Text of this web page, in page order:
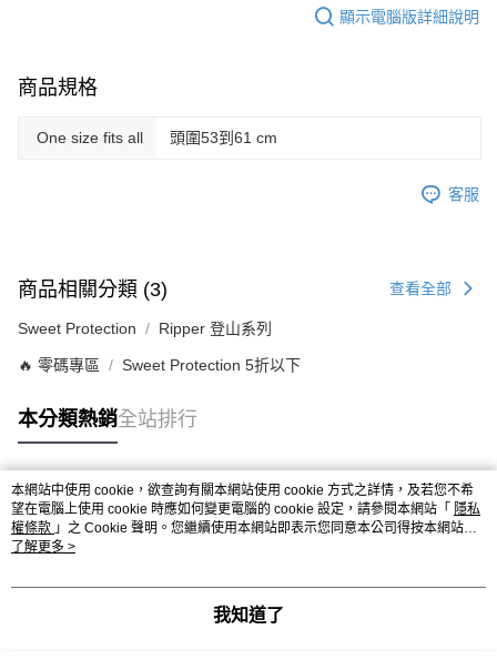
顯示電腦版詳細說明
商品規格
One size fits all 頭圍53到61 cm
客服
商品相關分類 (3) 查看全部
Sweet Protection Ripper 登山系列
🔥 零碼專區 Sweet Protection 5折以下
本分類熱銷全站排行
熱門標籤
本網站中使用 cookie，欲查詢有關本網站使用 cookie 方式之詳情，及若您不希
望在電腦上使用 cookie 時應如何變更電腦的 cookie 設定，請參閱本網站「 隱私
權條款 」之 Cookie 聲明。您繼續使用本網站即表示您同意本公司得按本網站使
用條款之 Cookie 聲明使用 cookie。
了解更多 >
我知道了